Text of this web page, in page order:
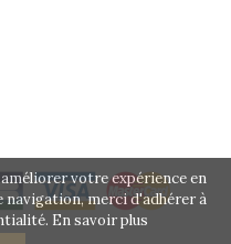
votre expérience en
navigation, merci d'adhérer à
En savoir plus